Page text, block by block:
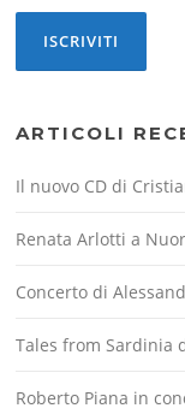
ARTICOLI
Il nuovo CD di
Renata Arlotti a
Concerto di
Tales from Sardinia
Roberto Piana in